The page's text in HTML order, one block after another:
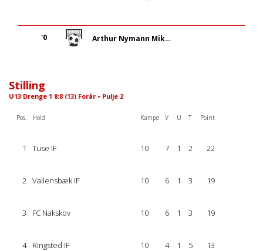
'0 Arthur Nymann Mikkelsen (Straffe)
Stilling
U13 Drenge 1 8:8 (13) Forår • Pulje 2
Pos. Hold Kampe V U T Point
1 Tuse IF 10 7 1 2 22
2 Vallensbæk IF 10 6 1 3 19
3 FC Nakskov 10 6 1 3 19
4 Ringsted IF 10 4 1 5 13